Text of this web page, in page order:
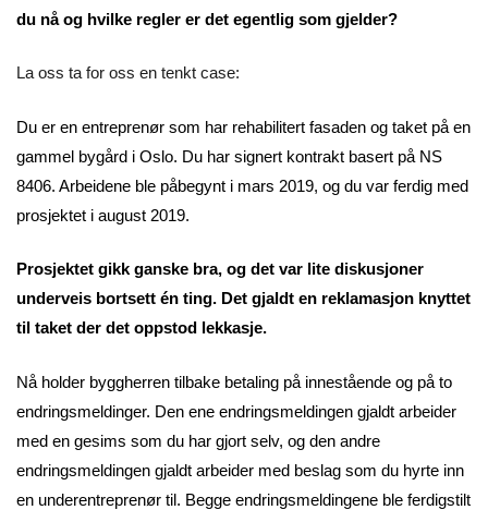
du nå og hvilke regler er det egentlig som gjelder?
La oss ta for oss en tenkt case:
Du er en entreprenør som har rehabilitert fasaden og taket på en
gammel bygård i Oslo. Du har signert kontrakt basert på NS
8406. Arbeidene ble påbegynt i mars 2019, og du var ferdig med
prosjektet i august 2019.
Prosjektet gikk ganske bra, og det var lite diskusjoner
underveis bortsett én ting. Det gjaldt en reklamasjon knyttet
til taket der det oppstod lekkasje.
Nå holder byggherren tilbake betaling på innestående og på to
endringsmeldinger. Den ene endringsmeldingen gjaldt arbeider
med en gesims som du har gjort selv, og den andre
endringsmeldingen gjaldt arbeider med beslag som du hyrte inn
en underentreprenør til. Begge endringsmeldingene ble ferdigstilt